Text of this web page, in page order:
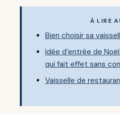
À LIRE
Bien choisir sa
Idée d’entrée de
qui fait effet sans
Vaisselle de